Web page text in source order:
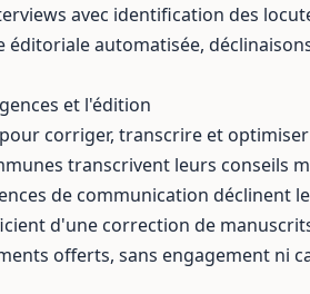
avec identification des
éditoriale automatisée,
et l'édition
corriger, transcrire et
transcrivent leurs conseils
de communication déclinent
d'une correction de
offerts, sans engagement ni